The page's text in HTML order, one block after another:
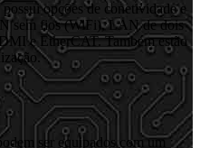
opções de conetividade e
sem fios (WiFi), LAN de dois
e EtherCAT. Também estão
ser equipados com um